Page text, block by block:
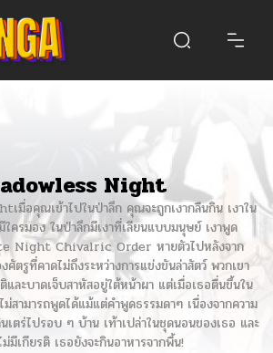
Night
มื่อคุณเข้าไปในป่าลึก คุณจะถูกเงากลืนกิน เงาใน
ใครมอง ในป่าลึกมีเงาที่เลียนแบบมนุษย์ เงาพูด
Night Chivalric Order หายตัวไปหลังจาก
ศัตรูที่คาดไม่ถึงระหว่างการแข่งขันล่าสัตว์ พวกเขา
และบาดเจ็บสาหัสอยู่ใต้หน้าผา แต่เมื่อเธอตื่นขึ้นใน
ม่สามารถพูดได้แม้แต่คำพูดธรรมดาๆ เนื่องจากความ
เตร่ไปรอบ ๆ บ้าน เท้าเปล่าในชุดนอนของเธอ และ
มีเกียรติ เธอยังจะกินอาหารจากพื้น!